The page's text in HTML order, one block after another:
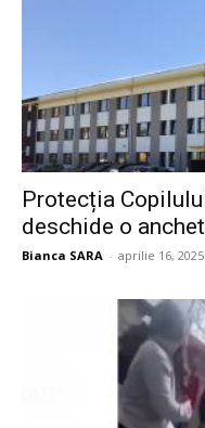
Protecția
deschide o
Bianca SARA - aprilie 16, 2025